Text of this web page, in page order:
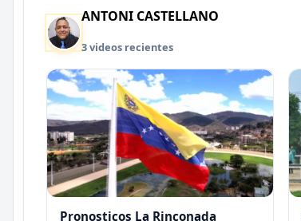
ANTONI CASTELLANO
3 videos recientes
Pronosticos La Rinconada